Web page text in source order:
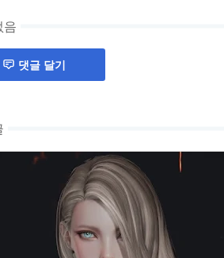
음
댓글 달기